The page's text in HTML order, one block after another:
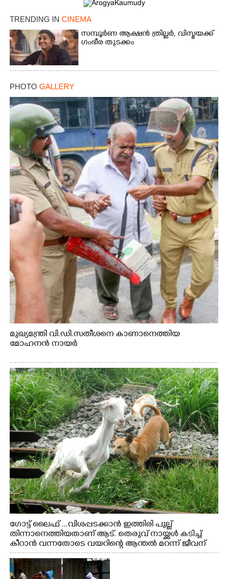
TRENDING IN CINEMA
സമ്പൂർണ ആക്ഷൻ ത്രില്ലർ,​ വിസ്മയക്ക്
ഗംഭീര തുടക്കം
PHOTO GALLERY
മുഖ്യമന്ത്രി വി.ഡി.സതീശനെ കാണാനെത്തിയ
മോഹനൻ നായർ
ഗോട്ട് ലൈഫ് ...വിശപ്പടക്കാൻ ഇത്തിരി പുല്ല്
തിന്നാനെത്തിയതാണ് ആട്. തെരുവ് നായ്ക്കൾ കടിച്ച്
കീറാൻ വന്നതോടെ വയറിന്റെ ആന്തൽ മറന്ന് ജീവന്
വേണ്ടിയായി ഓട്ടം. എറണാകുളം വാത്തുരുത്തിയിൽ
നിന്നുള്ള കാഴ്ച